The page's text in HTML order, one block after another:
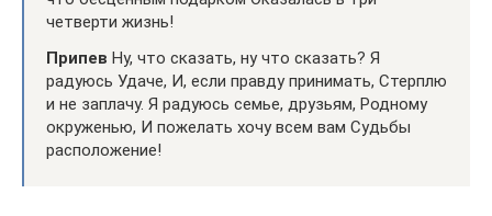
четверти жизнь!
Припев Ну, что сказать, ну что сказать? Я
радуюсь Удаче, И, если правду принимать, Стерплю
и не заплачу. Я радуюсь семье, друзьям, Родному
окруженью, И пожелать хочу всем вам Судьбы
расположение!